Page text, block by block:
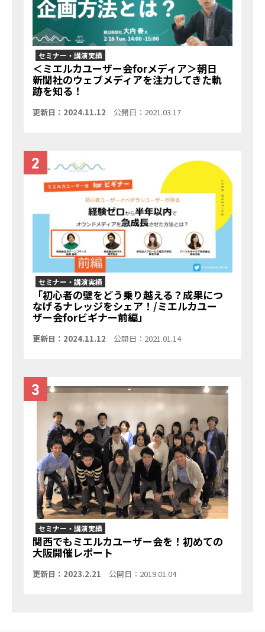
セミナー・講演実績
＜ミエルカユーザー会forメディア＞朝日
新聞社のウェブメディアを注力してきた軌
跡を知る！
更新日：2024.11.12 公開日：2021.03.17
セミナー・講演実績
「初心者の壁をどう乗り越える？成果につ
なげるナレッジをシェア！/ミエルカユー
ザー会forビギナー前編」
更新日：2024.11.12 公開日：2021.01.14
セミナー・講演実績
関西でもミエルカユーザー会を！初めての
大阪開催レポート
更新日：2023.2.21 公開日：2019.01.04